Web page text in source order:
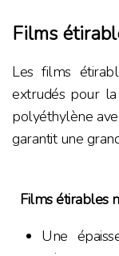
Films
Les films
extrudés pour
polyéthylène
garantit une
Films étirables
Une